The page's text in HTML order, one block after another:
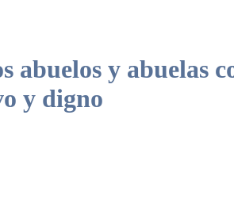
abuelos y abuelas
y digno